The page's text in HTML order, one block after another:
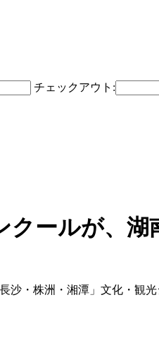
チェックアウト:
クールが、湖
沙・株洲・湘潭」文化・観